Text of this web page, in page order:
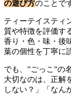
の遊び方のことで
ティーテイスティ
質や特徴を評価す
香り・色・味・後
葉の個性を丁寧に
でも、”ごっこ”の
大切なのは、正解
しない？」「なん